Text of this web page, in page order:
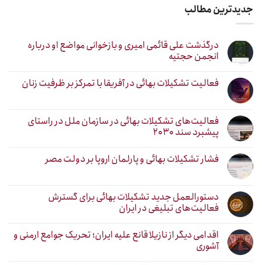
جدیدترین مطالب
درگذشت علی قائمی امیری و بازخوانی مواضع او درباره
انجمن حجتیه
فعالیت تشکیلات بهائی در آفریقا با تمرکز بر ظرفیت زنان
فعالیت‌های تشکیلات بهائی در سازمان ملل در راستای
پیشبرد سند ۲۰۳۰
فشار تشکیلات بهائی و پارلمان اروپا بر دولت مصر
دستورالعمل جدید تشکیلات بهائی برای گسترش
فعالیت‌های تبلیغی در ایران
اقدامی دیگر از نازیلا قانع علیه ایران؛ تحریک جوامع ارمنی و
آشوری